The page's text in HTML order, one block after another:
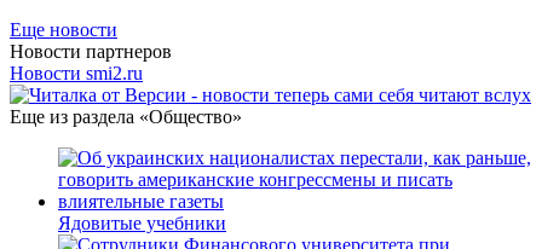
Еще новости
Новости партнеров
Россиянам озвучили безопасную порцию
ягод
Фёдоров отверг предложение Зеленского
после протестов